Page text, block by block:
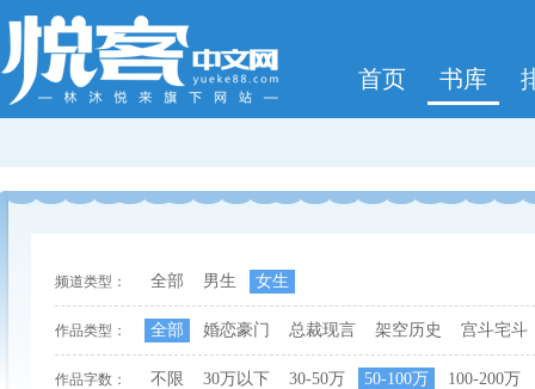
首页 书库
频道类型： 全部 男生 女生
作品类型： 全部 婚恋豪门 总裁现言 架空历史 宫斗宅斗
作品字数： 不限 30万以下 30-50万 50-100万 100-200万